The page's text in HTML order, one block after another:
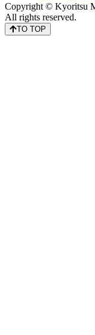
Copyright © Kyoritsu
All rights reserved.
TO TOP